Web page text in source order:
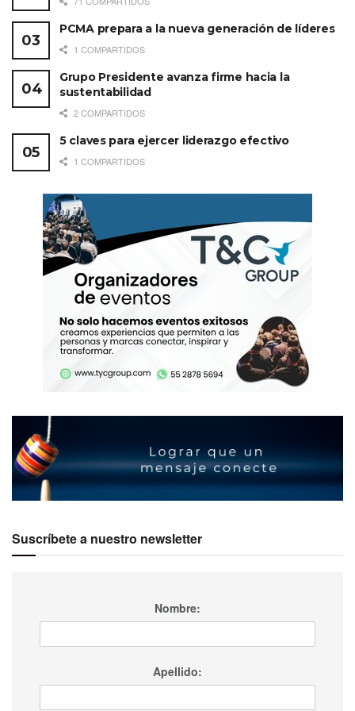
El número de asientos en vuelos nacionales
incrementó 80% con respecto a 2019, con un
crecimiento de destinos poco tradicionales
como Hermosillo, Tijuana y Culiacán. El
incremento en asientos desde Estados
Ventajas competitivas de Los Cabos
para el segmento MICE
Ubicación privilegiada junto al principal socio
comercial de México
1erdestino de viaje certificado a nivel mundial por
Sharecare (evaluación en tiempo real que incorpora
losreviewsde los visitantes)
Conexión aérea directa con 26 ciudades de Estados
Unidos
Vuelos directos hacia 9 ciudades de México
mantendrá durante el año 2023
Conexión con 8 ciudades de Canadá
Proveeduría especializada con gran calidad
Escenarios naturales únicos: mar, desierto, montañas
PCMA prepara a la nueva generación de líderes
1 COMPARTIDOS
Grupo Presidente avanza firme hacia la
sustentabilidad
2 COMPARTIDOS
5 claves para ejercer liderazgo efectivo
1 COMPARTIDOS
Suscríbete a nuestro newsletter
Nombre:
Apellido: